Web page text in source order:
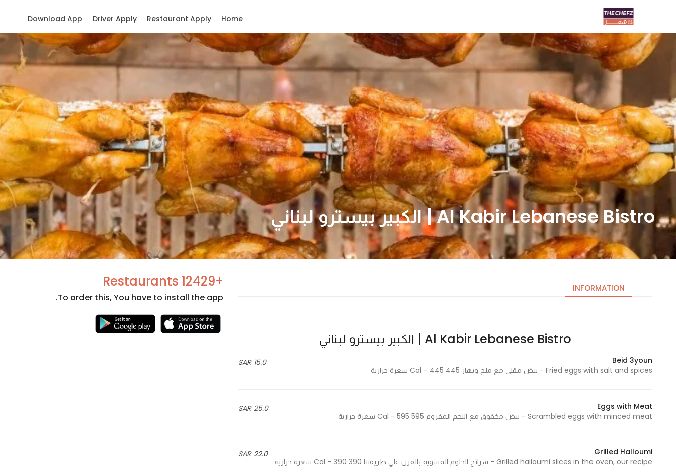
Home
Restaurant Apply
Driver Apply
Download App
Al Kabir Lebanese Bistro | الكبير بيسترو لبناني
INFORMATION
Al Kabir Lebanese Bistro | الكبير بيسترو لبناني
15.0 SAR
Beid 3youn
Fried eggs with salt and spices - بيض مقلي مع ملح وبهار 445 Cal - 445 سعرة حرارية
25.0 SAR
Eggs with Meat
Scrambled eggs with minced meat - بيض مخفوق مع اللحم المفروم 595 Cal - 595 سعرة حرارية
22.0 SAR
Grilled Halloumi
Grilled halloumi slices in the oven, our recipe - شرائح الحلوم المشوية بالفرن علي طريقتنا 390 Cal - 390 سعرة حرارية
+12429 Restaurants
To order this, You have to install the app.
cookies
are not
needed
function.